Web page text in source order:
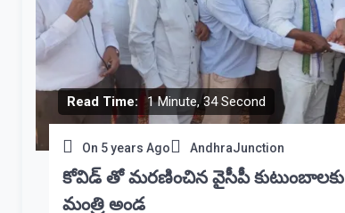
Read Time: 1 Minute, 34 Second
On 5 years Ago AndhraJunction
కోవిడ్ తో మరణించిన వైసీపీ కుటుంబాలకు
మంత్రి అండ